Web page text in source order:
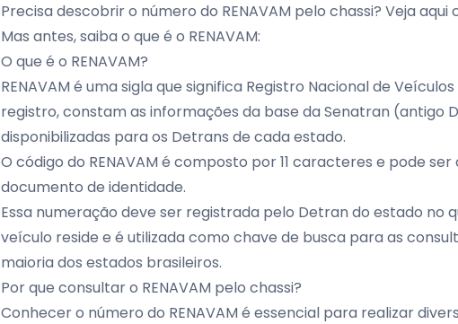
Precisa descobrir o número do RENAVAM pelo chassi? Veja aqui
Mas antes, saiba o que é o RENAVAM:
O que é o RENAVAM?
RENAVAM é uma sigla que significa Registro Nacional de
registro, constam as informações da base da Senatran (antigo
disponibilizadas para os Detrans de cada estado.
O código do RENAVAM é composto por 11 caracteres e pode
documento de identidade.
Essa numeração deve ser registrada pelo Detran do estado no
veículo reside e é utilizada como chave de busca para as
maioria dos estados brasileiros.
Por que consultar o RENAVAM pelo chassi?
Conhecer o número do RENAVAM é essencial para realizar